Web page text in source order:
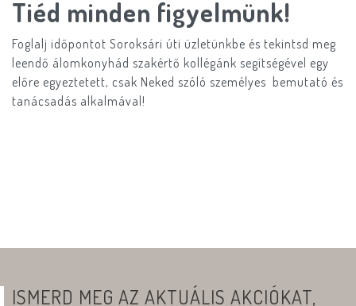
Tiéd minden figyelmünk!
Foglalj időpontot Soroksári úti üzletünkbe és tekintsd meg
leendő álomkonyhád szakértő kollégánk segítségével egy
előre egyeztetett, csak Neked szóló személyes bemutató és
tanácsadás alkalmával!
ISMERD MEG AZ AKTUÁLIS AKCIÓKAT,